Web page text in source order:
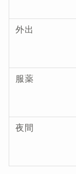
外出
服薬
夜間